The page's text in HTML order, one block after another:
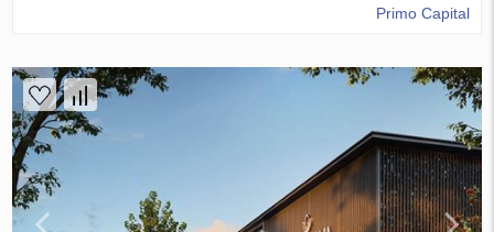
Primo Capital